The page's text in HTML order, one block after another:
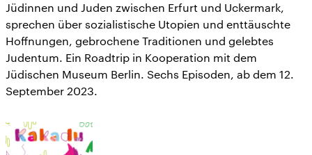
Jüdinnen und Juden zwischen Erfurt und Uckermark,
sprechen über sozialistische Utopien und enttäuschte
Hoffnungen, gebrochene Traditionen und gelebtes
Judentum. Ein Roadtrip in Kooperation mit dem
Jüdischen Museum Berlin. Sechs Episoden, ab dem 12.
September 2023.